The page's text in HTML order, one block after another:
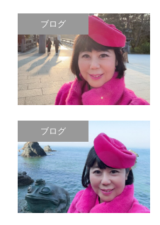
ブログ
ブログ